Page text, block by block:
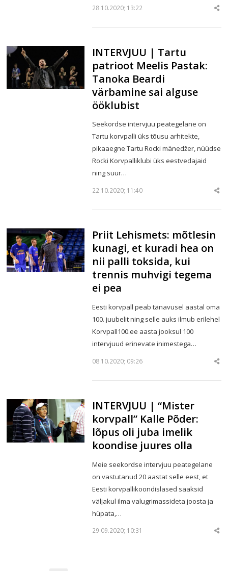
28.10.2020; 13:22
INTERVJUU | Tartu
patrioot Meelis Pastak:
Tanoka Beardi
värbamine sai alguse
ööklubist
Seekordse intervjuu peategelane on
Tartu korvpalli üks tõusu arhitekte,
pikaaegne Tartu Rocki mänedžer, nüüdse
Rocki Korvpalliklubi üks eestvedajaid
ning suur…
22.10.2020; 11:40
Priit Lehismets: mõtlesin
kunagi, et kuradi hea on
nii palli toksida, kui
trennis muhvigi tegema
ei pea
Eesti korvpall peab tänavusel aastal oma
100. juubelit ning selle auks ilmub erilehel
Korvpall100.ee aasta jooksul 100
intervjuud erinevate inimestega…
08.10.2020; 09:26
INTERVJUU | “Mister
korvpall” Kalle Põder:
lõpus oli juba imelik
koondise juures olla
Meie seekordse intervjuu peategelane
on vastutanud 20 aastat selle eest, et
Eesti korvpallikoondislased saaksid
väljakul ilma valugrimassideta joosta ja
hüpata,…
29.09.2020; 10:31